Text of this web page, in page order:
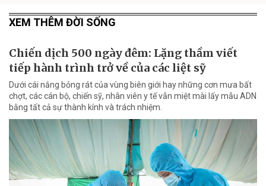
XEM THÊM ĐỜI SỐNG
Chiến dịch 500 ngày đêm: Lặng thầm viết
tiếp hành trình trở về của các liệt sỹ
Dưới cái nắng bỏng rát của vùng biên giới hay những cơn mưa bất
chợt, các cán bộ, chiến sỹ, nhân viên y tế vẫn miệt mài lấy mẫu ADN
bằng tất cả sự thành kính và trách nhiệm.